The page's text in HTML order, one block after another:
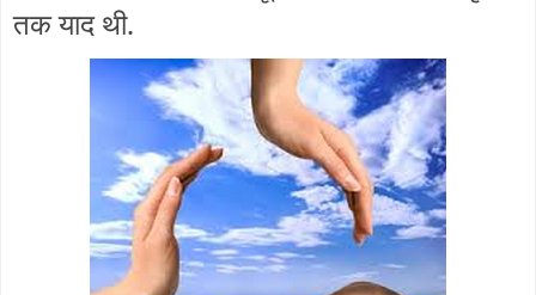
तक याद थी.